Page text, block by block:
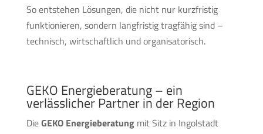
So entstehen Lösungen, die nicht nur kurzfristig
funktionieren, sondern langfristig tragfähig sind –
technisch, wirtschaftlich und organisatorisch.
GEKO Energieberatung – ein
verlässlicher Partner in der Region
DieGEKO Energieberatungmit Sitz in Ingolstadt